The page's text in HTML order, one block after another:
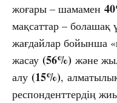
жоғары – шамамен
мақсаттар – болашақ
жағдайлар бойынша
жасау (56%) және
алу (15%),
респонденттердің